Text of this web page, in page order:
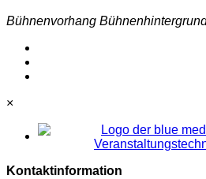
Bühnenvorhang
×
Kontaktinformation